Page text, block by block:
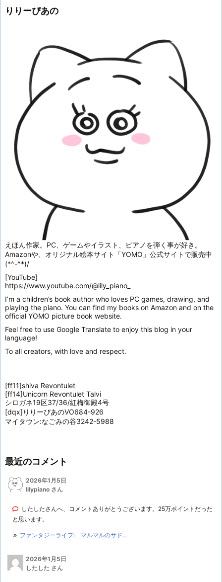
りりーぴあの
えほん作家。PC、ゲームやイラスト、ピアノを弾く事が好き。
Amazonや、オリジナル絵本サイト「YOMO」公式サイトで販売中
(*^-^*)/
[YouTube]
https://www.youtube.com/@lily_piano_
I’m a children’s book author who loves PC games, drawing, and
playing the piano. You can find my books on Amazon and on the
official YOMO picture book website.
Feel free to use Google Translate to enjoy this blog in your
language!
To all creators, with love and respect.
[ff11]shiva Revontulet
[ff14]Unicorn Revontulet Talvi
シロガネ19区37/36/紅梅御殿4号
[dqx]りりーぴあのVO684-926
マイタウン:なごみの谷3242-5988
最近のコメント
2026年1月5日
lilypiano さん
したしたさんへ、コメントありがとうございます。25万ポイントだった
と思います。
ファンタジーライフi マルマルのサド...
2026年1月5日
したした さん